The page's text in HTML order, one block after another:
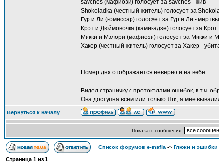
savches (мафиози) голосует за savches - жив
Shokoladka (честный житель) голосует за
Гур и Ли (комиссар) голосует за Гур и Ли - мертвы
Крот и Дюймовочка (камикадзе) голосует за
Микки и Мэлори (мафиози) голосует за Микки и
Хакер (честный житель) голосует за Хакер -
===================
Номер дня отображается неверно и на вебе.
Видел страничку с протоколами ошибок, в т.ч.
Она доступна всем или только Яги, а мне
Вернуться к началу
Показать сообщения:
Список форумов e-mafia -> Глюки и ошибки
Страница 1 из 1